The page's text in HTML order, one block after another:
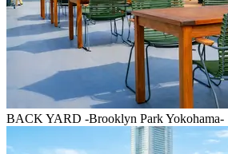
BACK YARD -Brooklyn Park Yokohama-